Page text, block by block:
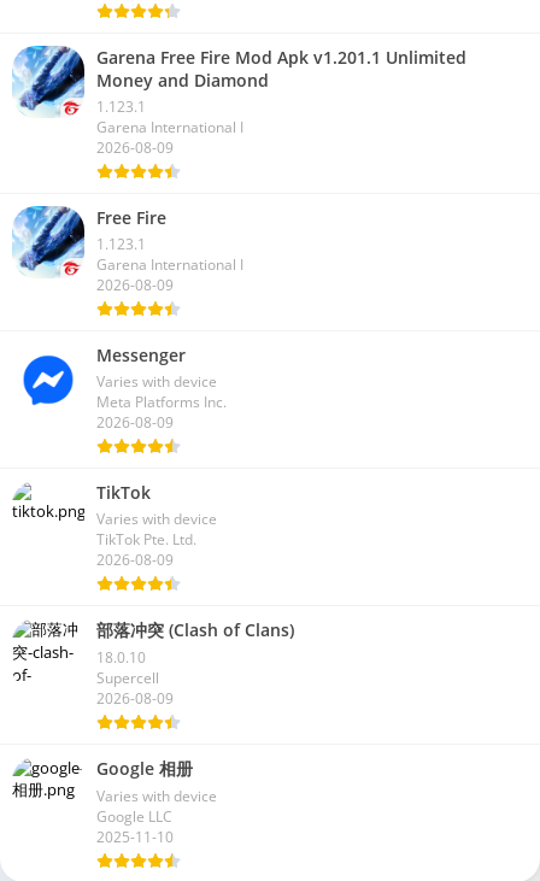
Garena Free Fire Mod Apk v1.201.1 Unlimited
Money and Diamond
1.123.1
Garena International I
2026-08-09
Free Fire
1.123.1
Garena International I
2026-08-09
Messenger
Varies with device
Meta Platforms Inc.
2026-08-09
TikTok
Varies with device
TikTok Pte. Ltd.
2026-08-09
部落冲突 (Clash of Clans)
18.0.10
Supercell
2026-08-09
Google 相册
Varies with device
Google LLC
2025-11-10